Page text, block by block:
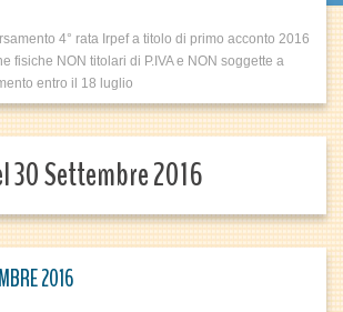
4° rata Irpef a titolo di primo acconto 2016
fisiche NON titolari di P.IVA e NON soggette a
entro il 18 luglio
30 Settembre 2016
2016